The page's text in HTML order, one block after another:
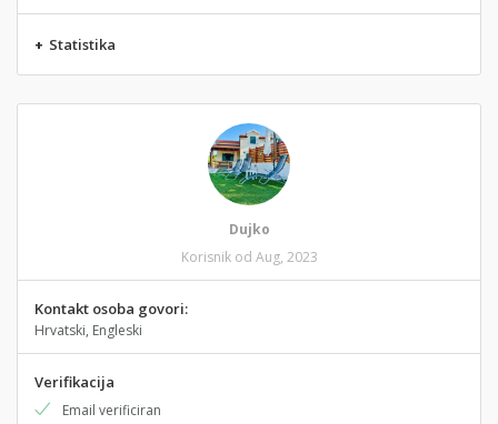
+ Statistika
Dujko
Korisnik od Aug, 2023
Kontakt osoba govori:
Hrvatski, Engleski
Verifikacija
Email verificiran